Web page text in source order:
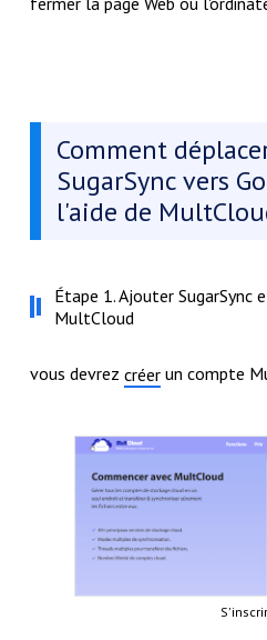
Comment
SugarSync vers
l'aide de
Étape 1. Ajouter SugarSync
MultCloud
vous devrez créerun compte